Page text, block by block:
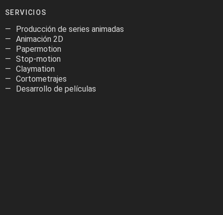
SERVICIOS
Producción de series animadas
Animación 2D
Papermotion
Stop-motion
Claymation
Cortometrajes
Desarrollo de películas